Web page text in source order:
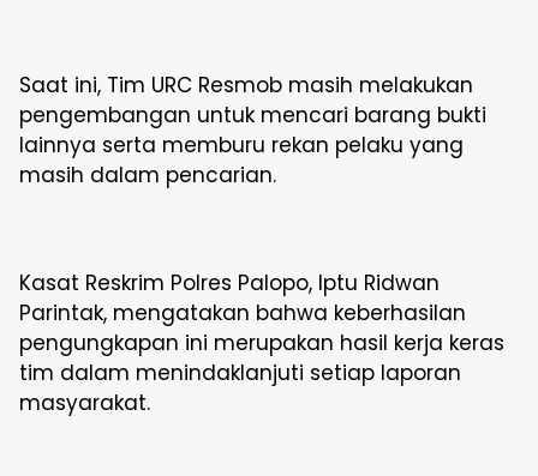
Saat ini, Tim URC Resmob masih melakukan
pengembangan untuk mencari barang bukti
lainnya serta memburu rekan pelaku yang
masih dalam pencarian.
Kasat Reskrim Polres Palopo, Iptu Ridwan
Parintak, mengatakan bahwa keberhasilan
pengungkapan ini merupakan hasil kerja keras
tim dalam menindaklanjuti setiap laporan
masyarakat.